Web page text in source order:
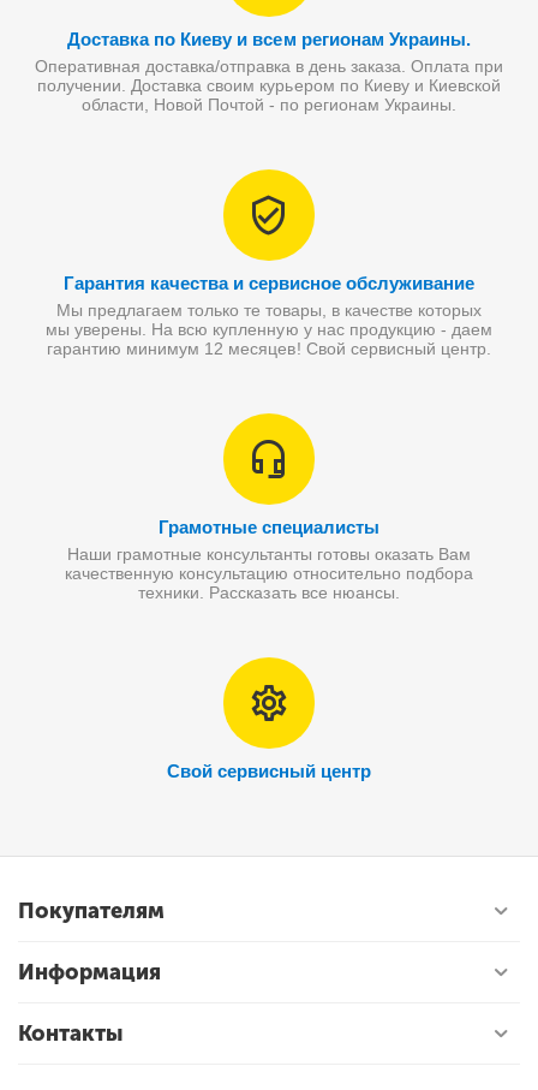
Доставка по Киеву и всем регионам Украины.
Оперативная доставка/отправка в день заказа. Оплата при
получении. Доставка своим курьером по Киеву и Киевской
области, Новой Почтой - по регионам Украины.
Гарантия качества и сервисное обслуживание
Мы предлагаем только те товары, в качестве которых
мы уверены. На всю купленную у нас продукцию - даем
гарантию минимум 12 месяцев! Свой сервисный центр.
Грамотные специалисты
Наши грамотные консультанты готовы оказать Вам
качественную консультацию относительно подбора
техники. Рассказать все нюансы.
Свой сервисный центр
Покупателям
Информация
Контакты